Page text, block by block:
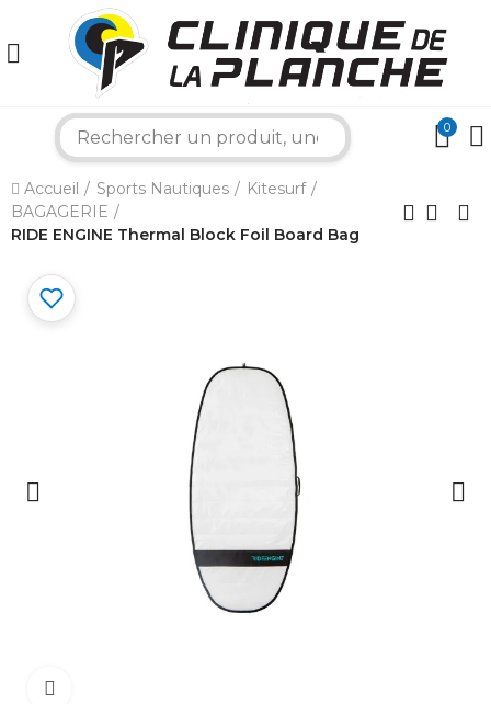
0
Accueil Sports Nautiques
Kitesurf
BAGAGERIE
RIDE ENGINE Thermal Block Foil Board Bag
×
Bonjour ! Je suis votre expert nautique.
Comment puis-je vous aider aujourd'hui ?